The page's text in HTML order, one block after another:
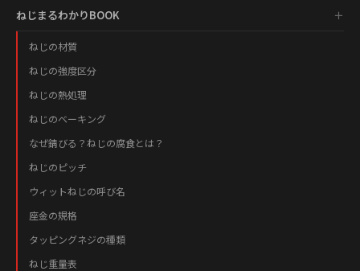
ねじまるわかりBOOK
ねじの材質
ねじの強度区分
ねじの熱処理
ねじのベーキング
なぜ錆びる？ねじの腐食とは？
ねじのピッチ
ウィットねじの呼び名
座金の規格
タッピングネジの種類
ねじ重量表